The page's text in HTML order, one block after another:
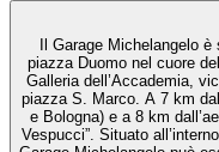
Il Garage Michelangelo
piazza Duomo nel cuore
Galleria dell’Accademia,
piazza S. Marco. A 7 km
e Bologna) e a 8 km
Vespucci”. Situato